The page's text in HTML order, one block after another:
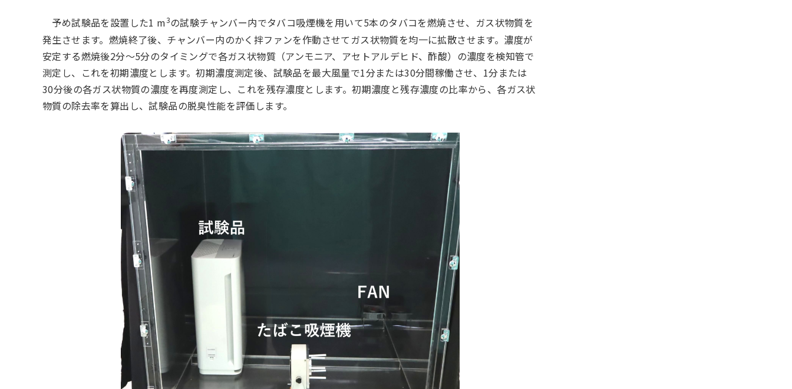
予め試験品を設置した1 m3の試験チャンバー内でタバコ吸煙機を用いて5本のタバコを燃焼させ、ガス状物質を
発生させます。燃焼終了後、チャンバー内のかく拌ファンを作動させてガス状物質を均一に拡散させます。濃度が
安定する燃焼後2分～5分のタイミングで各ガス状物質（アンモニア、アセトアルデヒド、酢酸）の濃度を検知管で
測定し、これを初期濃度とします。初期濃度測定後、試験品を最大風量で1分または30分間稼働させ、1分または
30分後の各ガス状物質の濃度を再度測定し、これを残存濃度とします。初期濃度と残存濃度の比率から、各ガス状
物質の除去率を算出し、試験品の脱臭性能を評価します。